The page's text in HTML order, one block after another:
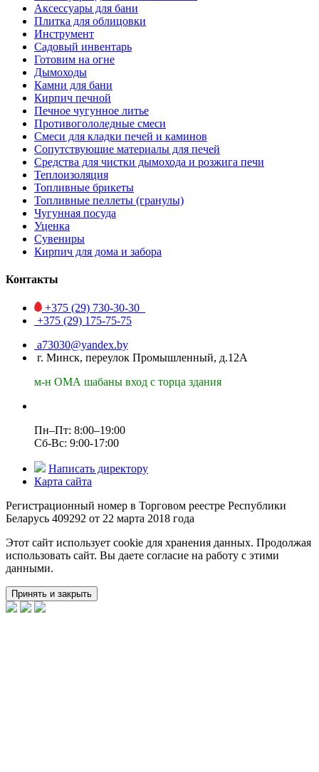
Аксессуары для бани
Плитка для облицовки
Инструмент
Садовый инвентарь
Готовим на огне
Дымоходы
Камни для бани
Кирпич печной
Печное чугунное литье
Противогололедные смеси
Смеси для кладки печей и каминов
Сопутствующие материалы для печей
Средства для чистки дымохода и розжига печи
Теплоизоляция
Топливные брикеты
Топливные пеллеты (гранулы)
Чугунная посуда
Уценка
Сувениры
Кирпич для дома и забора
Контакты
+375 (29) 730-30-30
+375 (29) 175-75-75
a73030@yandex.by
г. Минск, переулок Промышленный, д.12А
м-н ОМА шабаны вход с торца здания
Пн–Пт: 8:00–19:00
Сб-Вс: 9:00-17:00
Написать директору
Карта сайта
Регистрационный номер в Торговом реестре Республики
Беларусь 409292 от 22 марта 2018 года
Этот сайт использует cookie для хранения данных. Продолжая
использовать сайт. Вы даете согласие на работу с этими
данными.
Принять и закрыть